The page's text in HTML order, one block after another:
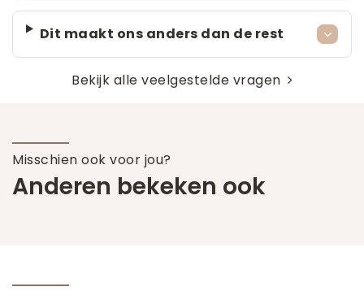
Dit maakt ons anders dan de rest
Bekijk alle veelgestelde vragen
Misschien ook voor jou?
Anderen bekeken ook